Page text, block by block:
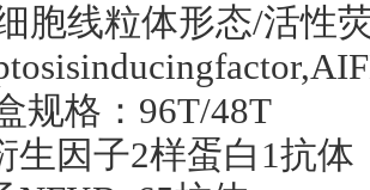
胞线粒体形态/活性
规格： 96T/48T
生因子2样蛋白 1抗体